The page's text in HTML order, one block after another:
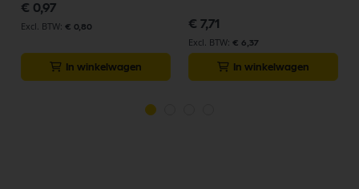
€ 0,97
€ 0,80
In winkelwagen
€ 7,71
€ 6,37
In winkelwagen